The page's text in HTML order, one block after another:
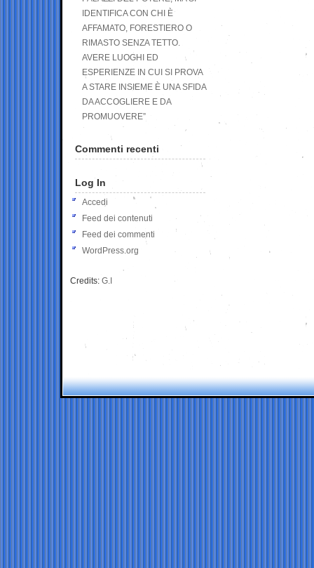
IDENTIFICA CON CHI È
AFFAMATO, FORESTIERO O
RIMASTO SENZA TETTO.
AVERE LUOGHI ED
ESPERIENZE IN CUI SI PROVA
A STARE INSIEME È UNA SFIDA
DA ACCOGLIERE E DA
PROMUOVERE”
Commenti recenti
Log In
Accedi
Feed dei contenuti
Feed dei commenti
WordPress.org
Credits: G.I